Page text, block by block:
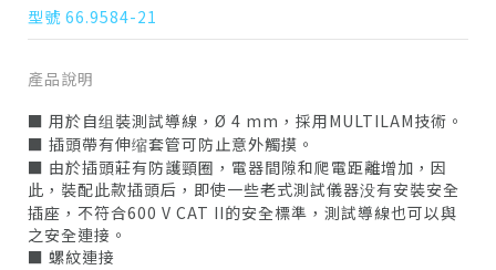
型號 66.9584-21
產品說明
■ 用於自组裝測試導線，Ø 4 mm，採用MULTILAM技術。
■ 插頭帶有伸缩套管可防止意外觸摸。
■ 由於插頭莊有防護頸圈，電器間隙和爬電距離增加，因
此，裝配此款插頭后，即使一些老式測試儀器没有安裝安全
插座，不符合600 V CAT II的安全標準，測試導線也可以與
之安全連接。
■ 螺紋連接